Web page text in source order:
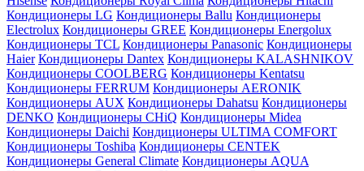
Кондиционеры LG Кондиционеры Ballu Кондиционеры
Electrolux Кондиционеры GREE Кондиционеры Energolux
Кондиционеры TCL Кондиционеры Panasonic Кондиционеры
Haier Кондиционеры Dantex Кондиционеры KALASHNIKOV
Кондиционеры СOOLBERG Кондиционеры Kentatsu
Кондиционеры FERRUM Кондиционеры AERONIK
Кондиционеры AUX Кондиционеры Dahatsu Кондиционеры
DENKO Кондиционеры CHiQ Кондиционеры Midea
Кондиционеры Daichi Кондиционеры ULTIMA COMFORT
Кондиционеры Toshiba Кондиционеры CENTEK
Кондиционеры General Climate Кондиционеры AQUA